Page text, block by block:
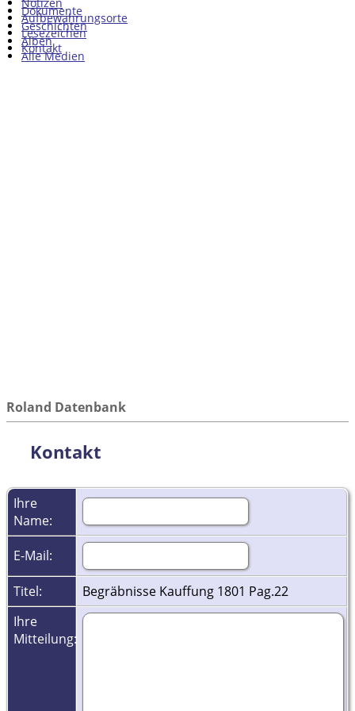
Dokumente
Geschichten
Alben
Alle Medien
Aufbewahrungsorte
Lesezeichen
Kontakt
Roland Datenbank
Kontakt
Ihre
Name:
E-Mail:
Titel:
Begräbnisse Kauffung 1801 Pag.22
Ihre
Mitteilung: